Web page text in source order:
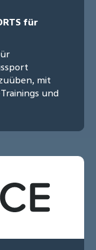
für
mit
und